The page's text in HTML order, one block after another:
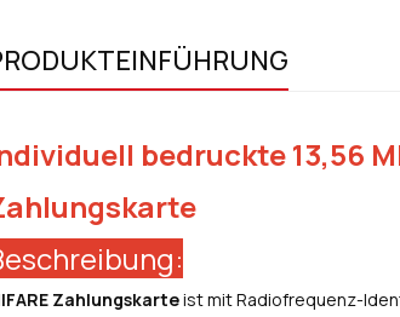
bedruckte 13,56
Zahlungskarteist mit Radiofrequenz-